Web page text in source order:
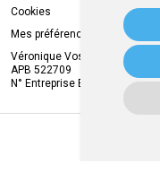
Cookies
Mes préférences Cookies
Véronique Vos
APB 522709
N° Entreprise BE0749.944.612